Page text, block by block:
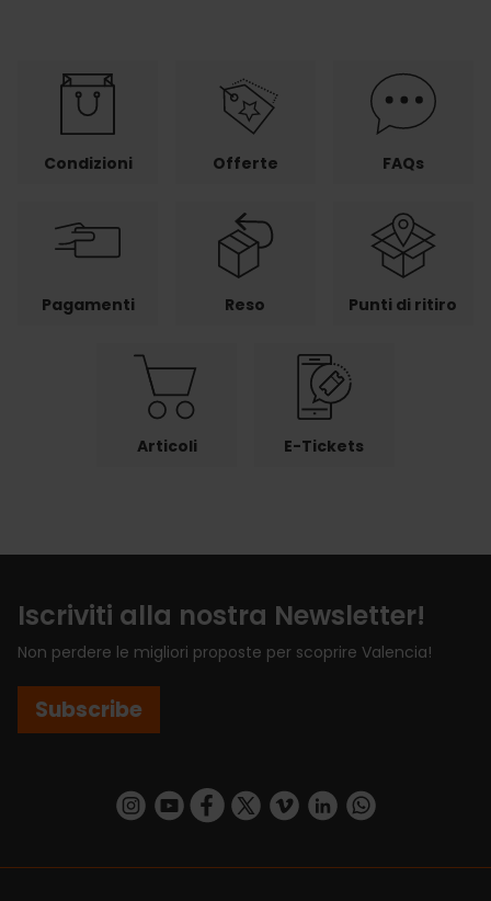
Condizioni Offerte FAQs
Pagamenti Reso Punti di ritiro
Articoli E-Tickets
Iscriviti alla nostra Newsletter!
Non perdere le migliori proposte per scoprire Valencia!
Subscribe
https://www.instagram.com/visit_valencia/
https://www.youtube.com/user/
https://www.facebook.com/
https://twitter.com/VisitaValencia
https://vimeo.com/
https://www.linkedin.com/company/turismo-valencia/https://api.whatsapp.com/send/